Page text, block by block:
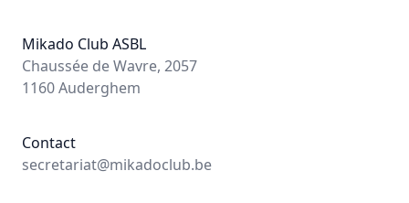
Mikado Club ASBL
Chaussée de Wavre, 2057
1160 Auderghem
Contact
secretariat@mikadoclub.be